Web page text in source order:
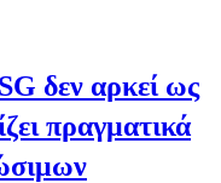
δεν αρκεί ως
πραγματικά